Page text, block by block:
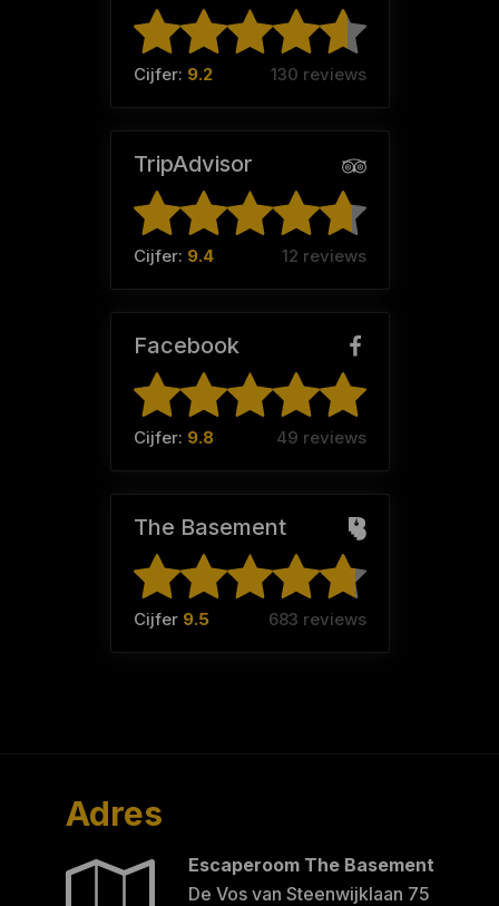
Cijfer: 9.2 130 reviews
TripAdvisor
Cijfer: 9.4 12 reviews
Facebook
Cijfer: 9.8 49 reviews
The Basement
Cijfer 9.5 683 reviews
Adres
Escaperoom The Basement
De Vos van Steenwijklaan 75